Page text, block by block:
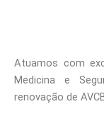
Atuamos com
Medicina e
renovação de